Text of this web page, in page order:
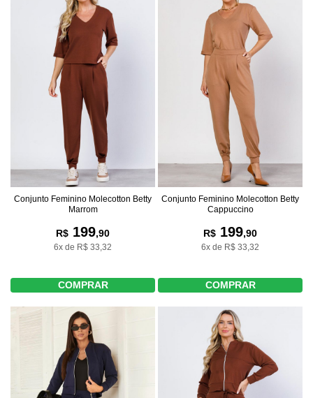
Conjunto Feminino Molecotton Betty
Marrom
R$ 199,90
6x de R$ 33,32
COMPRAR
Conjunto Feminino Molecotton Betty
Cappuccino
R$ 199,90
6x de R$ 33,32
COMPRAR